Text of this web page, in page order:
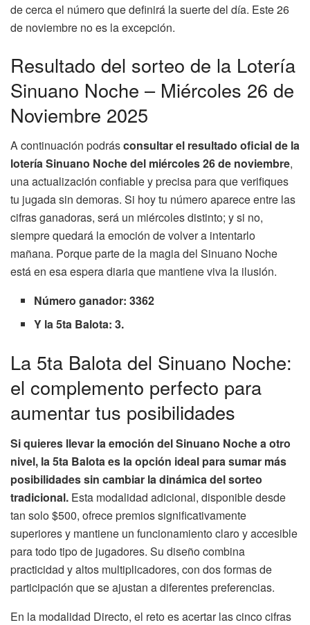
de cerca el número que definirá la suerte del día. Este 26
de noviembre no es la excepción.
Resultado del sorteo de la Lotería
Sinuano Noche – Miércoles 26 de
Noviembre 2025
A continuación podrásconsultar el resultado oficial de la
lotería Sinuano Noche del miércoles 26 de noviembre,
una actualización confiable y precisa para que verifiques
tu jugada sin demoras. Si hoy tu número aparece entre las
cifras ganadoras, será un miércoles distinto; y si no,
siempre quedará la emoción de volver a intentarlo
mañana. Porque parte de la magia del Sinuano Noche
está en esa espera diaria que mantiene viva la ilusión.
Número ganador: 3362
Y la 5ta Balota: 3.
La 5ta Balota del Sinuano Noche:
el complemento perfecto para
aumentar tus posibilidades
Si quieres llevar la emoción del Sinuano Noche a otro
nivel, la 5ta Balota es la opción ideal para sumar más
posibilidades sin cambiar la dinámica del sorteo
tradicional. Esta modalidad adicional, disponible desde
tan solo $500, ofrece premios significativamente
superiores y mantiene un funcionamiento claro y accesible
para todo tipo de jugadores. Su diseño combina
practicidad y altos multiplicadores, con dos formas de
participación que se ajustan a diferentes preferencias.
En la modalidad Directo, el reto es acertar las cinco cifras